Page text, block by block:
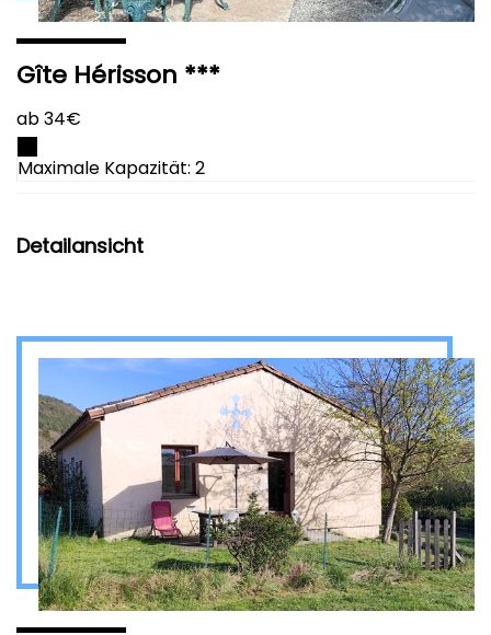
Gîte Hérisson ***
ab 34€
Maximale Kapazität: 2
Detailansicht